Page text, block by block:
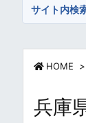
サイト内検
HOME >
兵庫